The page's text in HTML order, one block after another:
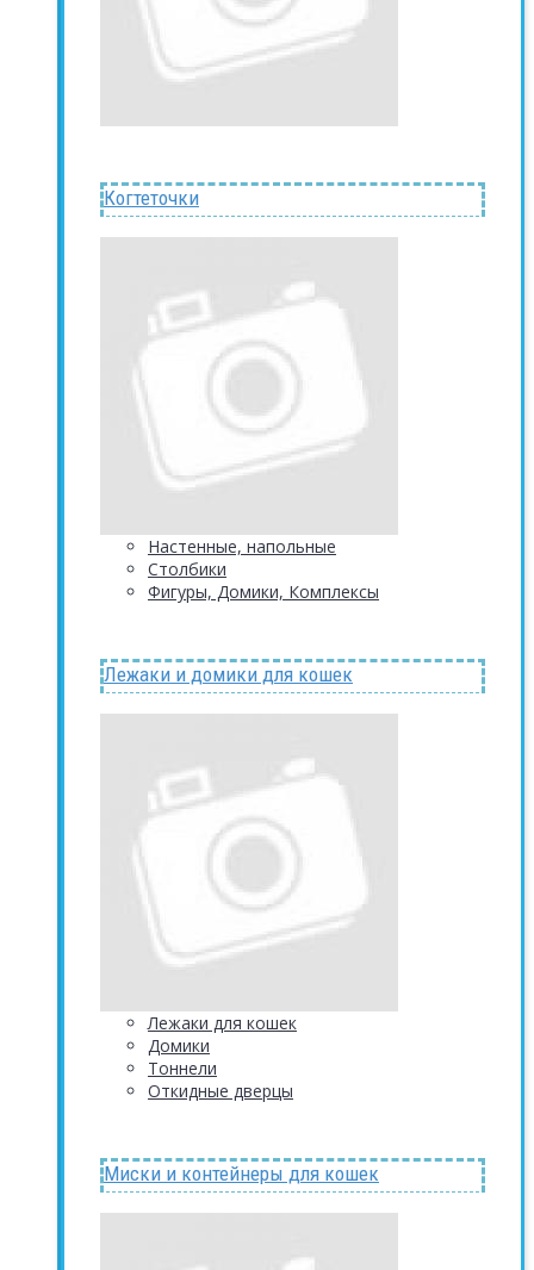
Когтеточки
Настенные, напольные
Столбики
Фигуры, Домики, Комплексы
Лежаки и домики для кошек
Лежаки для кошек
Домики
Тоннели
Откидные дверцы
Миски и контейнеры для кошек